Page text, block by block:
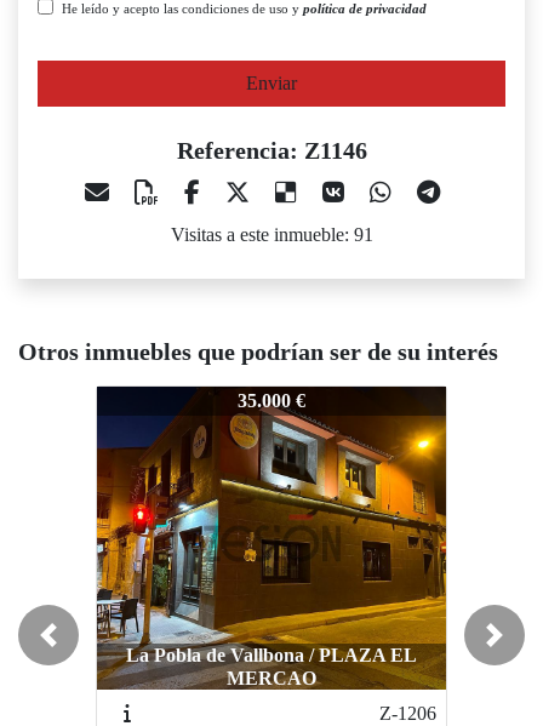
He leído y acepto las condiciones de uso y política de privacidad
Enviar
Referencia: Z1146
Visitas a este inmueble: 91
Otros inmuebles que podrían ser de su interés
35.000 €
La Pobla de Vallbona / PLAZA EL
MERCAO
35.000 €
Burjassot / CENTRO
Z-016
Previous Next